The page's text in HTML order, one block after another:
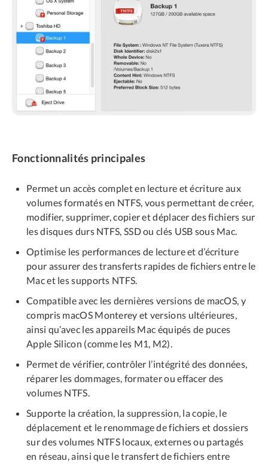
Fonctionnalités principales
Permet un accès complet en lecture et écriture aux
volumes formatés en NTFS, vous permettant de créer,
modifier, supprimer, copier et déplacer des fichiers sur
les disques durs NTFS, SSD ou clés USB sous Mac.
Optimise les performances de lecture et d’écriture
pour assurer des transferts rapides de fichiers entre le
Mac et les supports NTFS.
Compatible avec les dernières versions de macOS, y
compris macOS Monterey et versions ultérieures,
ainsi qu’avec les appareils Mac équipés de puces
Apple Silicon (comme les M1, M2).
Permet de vérifier, contrôler l’intégrité des données,
réparer les dommages, formater ou effacer des
volumes NTFS.
Supporte la création, la suppression, la copie, le
déplacement et le renommage de fichiers et dossiers
sur des volumes NTFS locaux, externes ou partagés
en réseau, ainsi que le transfert de fichiers entre